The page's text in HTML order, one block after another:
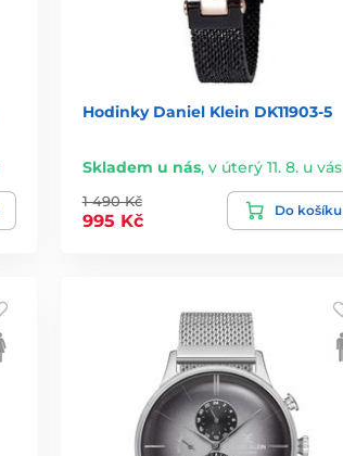
Hodinky Daniel Klein DK11903-5
Skladem u nás, v úterý 11. 8. u vás
1 490 Kč
995 Kč
Do košíku